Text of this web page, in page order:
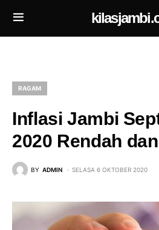
RAGAM
Inflasi Jambi
2020 Rendah
BY ADMIN SELASA 6 OKTOBER 2020